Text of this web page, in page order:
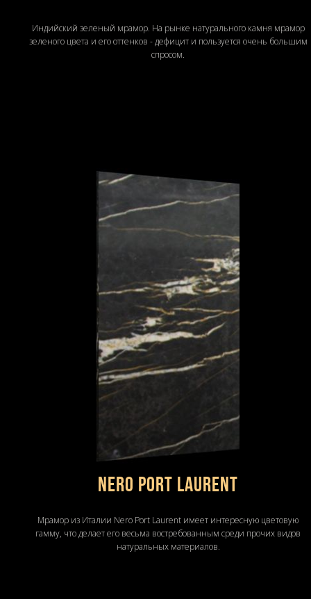
Индийский зеленый мрамор. На рынке натурального камня мрамор
зеленого цвета и его оттенков - дефицит и пользуется очень большим
спросом.
Nero Port Laurent
Мрамор из Италии Nero Port Laurent имеет интересную цветовую
гамму, что делает его весьма востребованным среди прочих видов
натуральных материалов.